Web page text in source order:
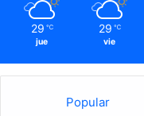
29 ℃
jue
29 ℃
vie
Popular